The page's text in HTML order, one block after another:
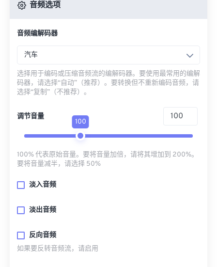
音频选项
音频编解码器
汽车
选择用于编码或压缩音频流的编解码器。要使用最常用的编解
码器，请选择“自动”（推荐）。要转换但不重新编码音频，请
选择“复制”（不推荐）。
调节音量
100
100% 代表原始音量。要将音量加倍，请将其增加到 200%。
要将音量减半，请选择 50%
淡入音频
淡出音频
反向音频
如果要反转音频流，请启用